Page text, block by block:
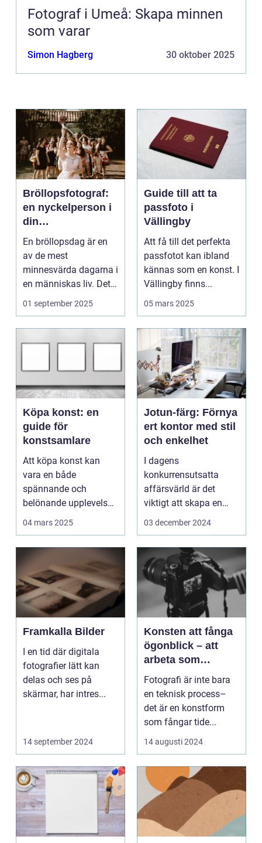
Fotograf i Umeå: Skapa minnen
som varar
Simon Hagberg 30 oktober 2025
Bröllopsfotograf:
en nyckelperson i
din
bröllopsberättelse
En bröllopsdag är en
av de mest
minnesvärda dagarna i
en människas liv. Det
&aum...
01 september 2025
Guide till att ta
passfoto i
Vällingby
Att få till det perfekta
passfotot kan ibland
kännas som en konst. I
Vällingby finns...
05 mars 2025
Köpa konst: en
guide för
konstsamlare
Att köpa konst kan
vara en både
spännande och
belönande upplevelse.
Det handlar...
04 mars 2025
Jotun-färg: Förnya
ert kontor med stil
och enkelhet
I dagens
konkurrensutsatta
affärsvärld är det
viktigt att skapa en
arbetsmiljö s...
03 december 2024
Framkalla Bilder
I en tid där digitala
fotografier lätt kan
delas och ses på
skärmar, har intres...
14 september 2024
Konsten att fånga
ögonblick – att
arbeta som
fotograf i
Norrköping
Fotografi är inte bara
en teknisk process–
det är en konstform
som fångar tide...
14 augusti 2024